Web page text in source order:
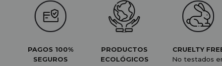
PAGOS 100%
SEGUROS
PRODUCTOS
ECOLÓGICOS
CRUELTY
No testados